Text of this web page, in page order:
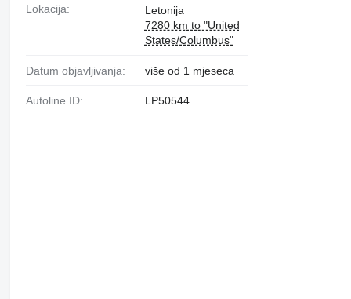
Lokacija:
Letonija
7280 km to "United
States/Columbus"
Datum objavljivanja: više od 1 mjeseca
Autoline ID: LP50544